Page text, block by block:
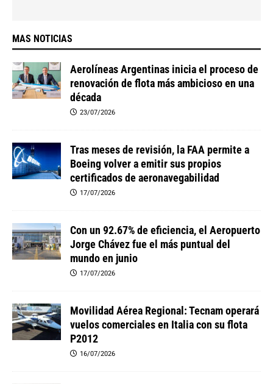
MAS NOTICIAS
Aerolíneas Argentinas inicia el proceso de
renovación de flota más ambicioso en una
década
23/07/2026
Tras meses de revisión, la FAA permite a
Boeing volver a emitir sus propios
certificados de aeronavegabilidad
17/07/2026
Con un 92.67% de eficiencia, el Aeropuerto
Jorge Chávez fue el más puntual del
mundo en junio
17/07/2026
Movilidad Aérea Regional: Tecnam operará
vuelos comerciales en Italia con su flota
P2012
16/07/2026